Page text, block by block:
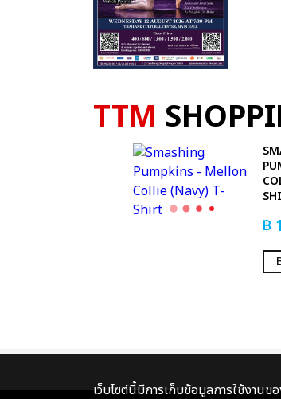
TTM
฿
เว็บไซต์นี้มีการเก็บข้อมูลการใช้งาน